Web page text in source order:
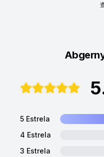
5 Estrela
4 Estrela
3 Estrela